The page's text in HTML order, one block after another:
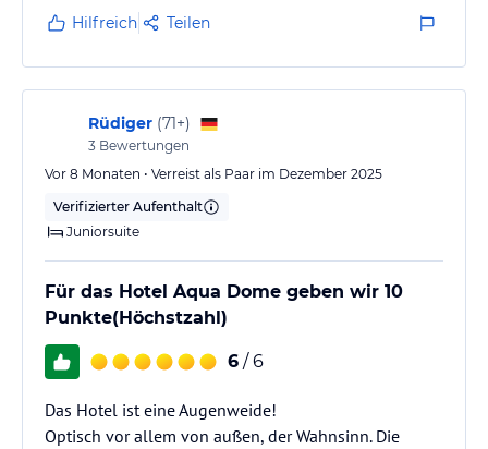
Hilfreich Teilen
Rüdiger (71+)
3 Bewertungen
Vor 8 Monaten • Verreist als Paar im Dezember 2025
Verifizierter Aufenthalt
Juniorsuite
Für das Hotel Aqua Dome geben wir 10
Punkte(Höchstzahl)
6 / 6
Das Hotel ist eine Augenweide!
Optisch vor allem von außen, der Wahnsinn. Die